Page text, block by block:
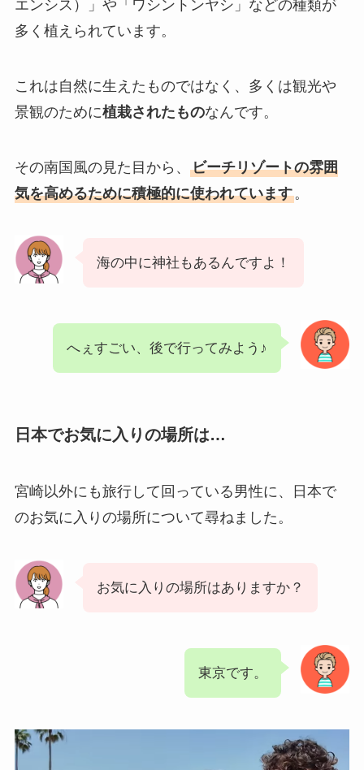
エンシス）」や「ワシントンヤシ」などの種類が
多く植えられています。
これは自然に生えたものではなく、多くは観光や
景観のために植栽されたものなんです。
その南国風の見た目から、 ビーチリゾートの雰囲
気を高めるために積極的に使われています。
海の中に神社もあるんですよ！
へぇすごい、後で行ってみよう♪
日本でお気に入りの場所は…
宮崎以外にも旅行して回っている男性に、日本で
のお気に入りの場所について尋ねました。
お気に入りの場所はありますか？
東京です。